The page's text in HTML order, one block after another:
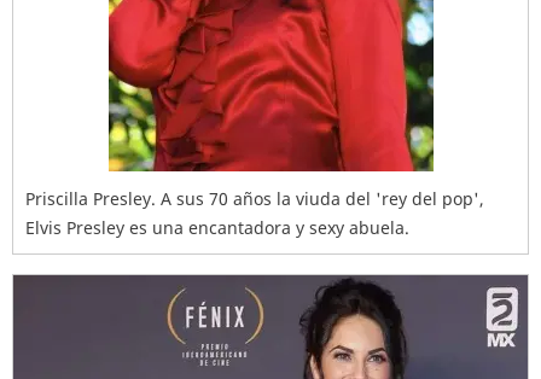
Priscilla Presley. A sus 70 años la viuda del 'rey del pop',
Elvis Presley es una encantadora y sexy abuela.